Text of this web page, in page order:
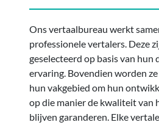
Ons vertaalbureau werkt
professionele vertalers. Deze
geselecteerd op basis van hun
ervaring. Bovendien worden
hun vakgebied om hun
op die manier de kwaliteit van
blijven garanderen. Elke